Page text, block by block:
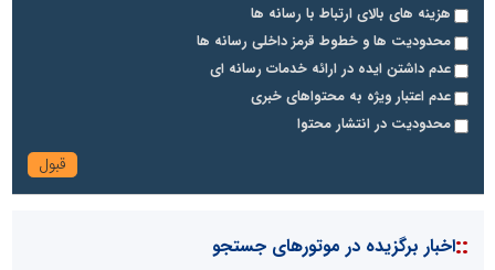
هزینه های بالای ارتباط با رسانه ها
محدودیت ها و خطوط قرمز داخلی رسانه ها
عدم داشتن ایده در ارائه خدمات رسانه ای
عدم اعتبار ویژه به محتواهای خبری
محدودیت در انتشار محتوا
::اخبار برگزیده در موتورهای جستجو